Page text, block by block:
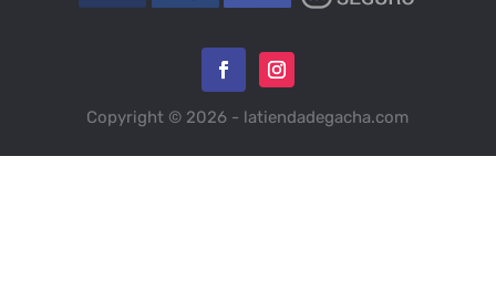
Copyright © 2026 - latiendadegacha.com